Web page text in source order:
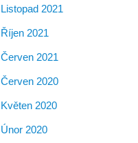
Listopad 2021
Říjen 2021
Červen 2021
Červen 2020
Květen 2020
Únor 2020